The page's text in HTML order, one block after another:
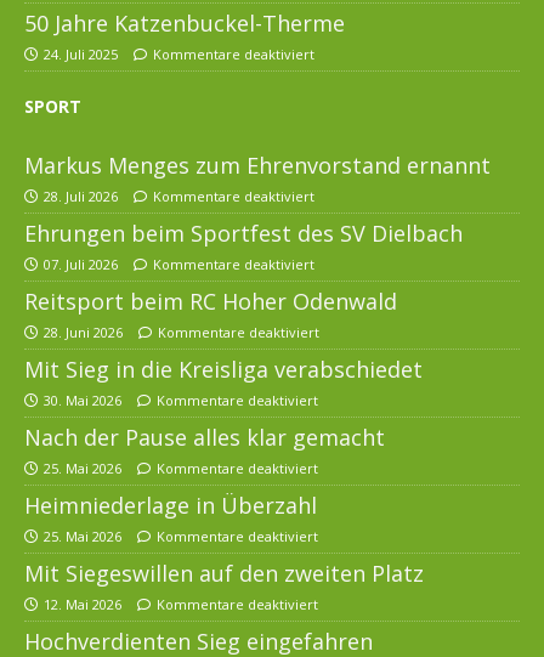
50 Jahre Katzenbuckel-Therme
24. Juli 2025 Kommentare deaktiviert
SPORT
Markus Menges zum Ehrenvorstand ernannt
28. Juli 2026 Kommentare deaktiviert
Ehrungen beim Sportfest des SV Dielbach
07. Juli 2026 Kommentare deaktiviert
Reitsport beim RC Hoher Odenwald
28. Juni 2026 Kommentare deaktiviert
Mit Sieg in die Kreisliga verabschiedet
30. Mai 2026 Kommentare deaktiviert
Nach der Pause alles klar gemacht
25. Mai 2026 Kommentare deaktiviert
Heimniederlage in Überzahl
25. Mai 2026 Kommentare deaktiviert
Mit Siegeswillen auf den zweiten Platz
12. Mai 2026 Kommentare deaktiviert
Hochverdienten Sieg eingefahren